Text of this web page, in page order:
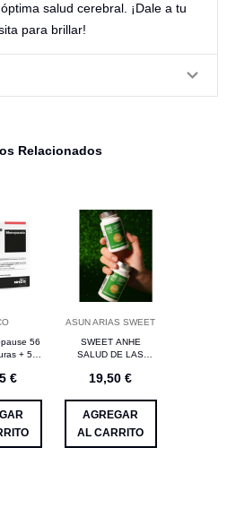
salud cerebral. ¡Dale a tu
para brillar!
Relacionados
56
+ 56
€
ASUN ARIAS SWEET
SWEET ANHE
SALUD DE LAS
EQUILIBRIO
SWEET Nº 4 30
CAPSULAS
19,50 €
AGREGAR
AL CARRITO